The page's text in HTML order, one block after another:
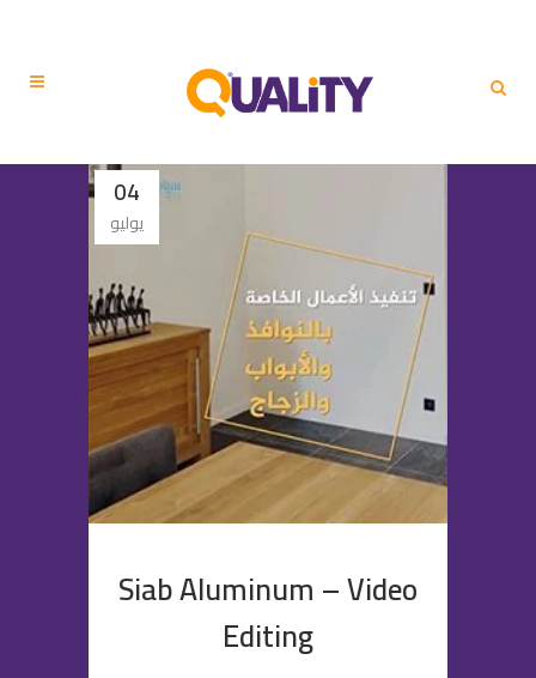
04
يوليو
Siab Aluminum – Video
Editing